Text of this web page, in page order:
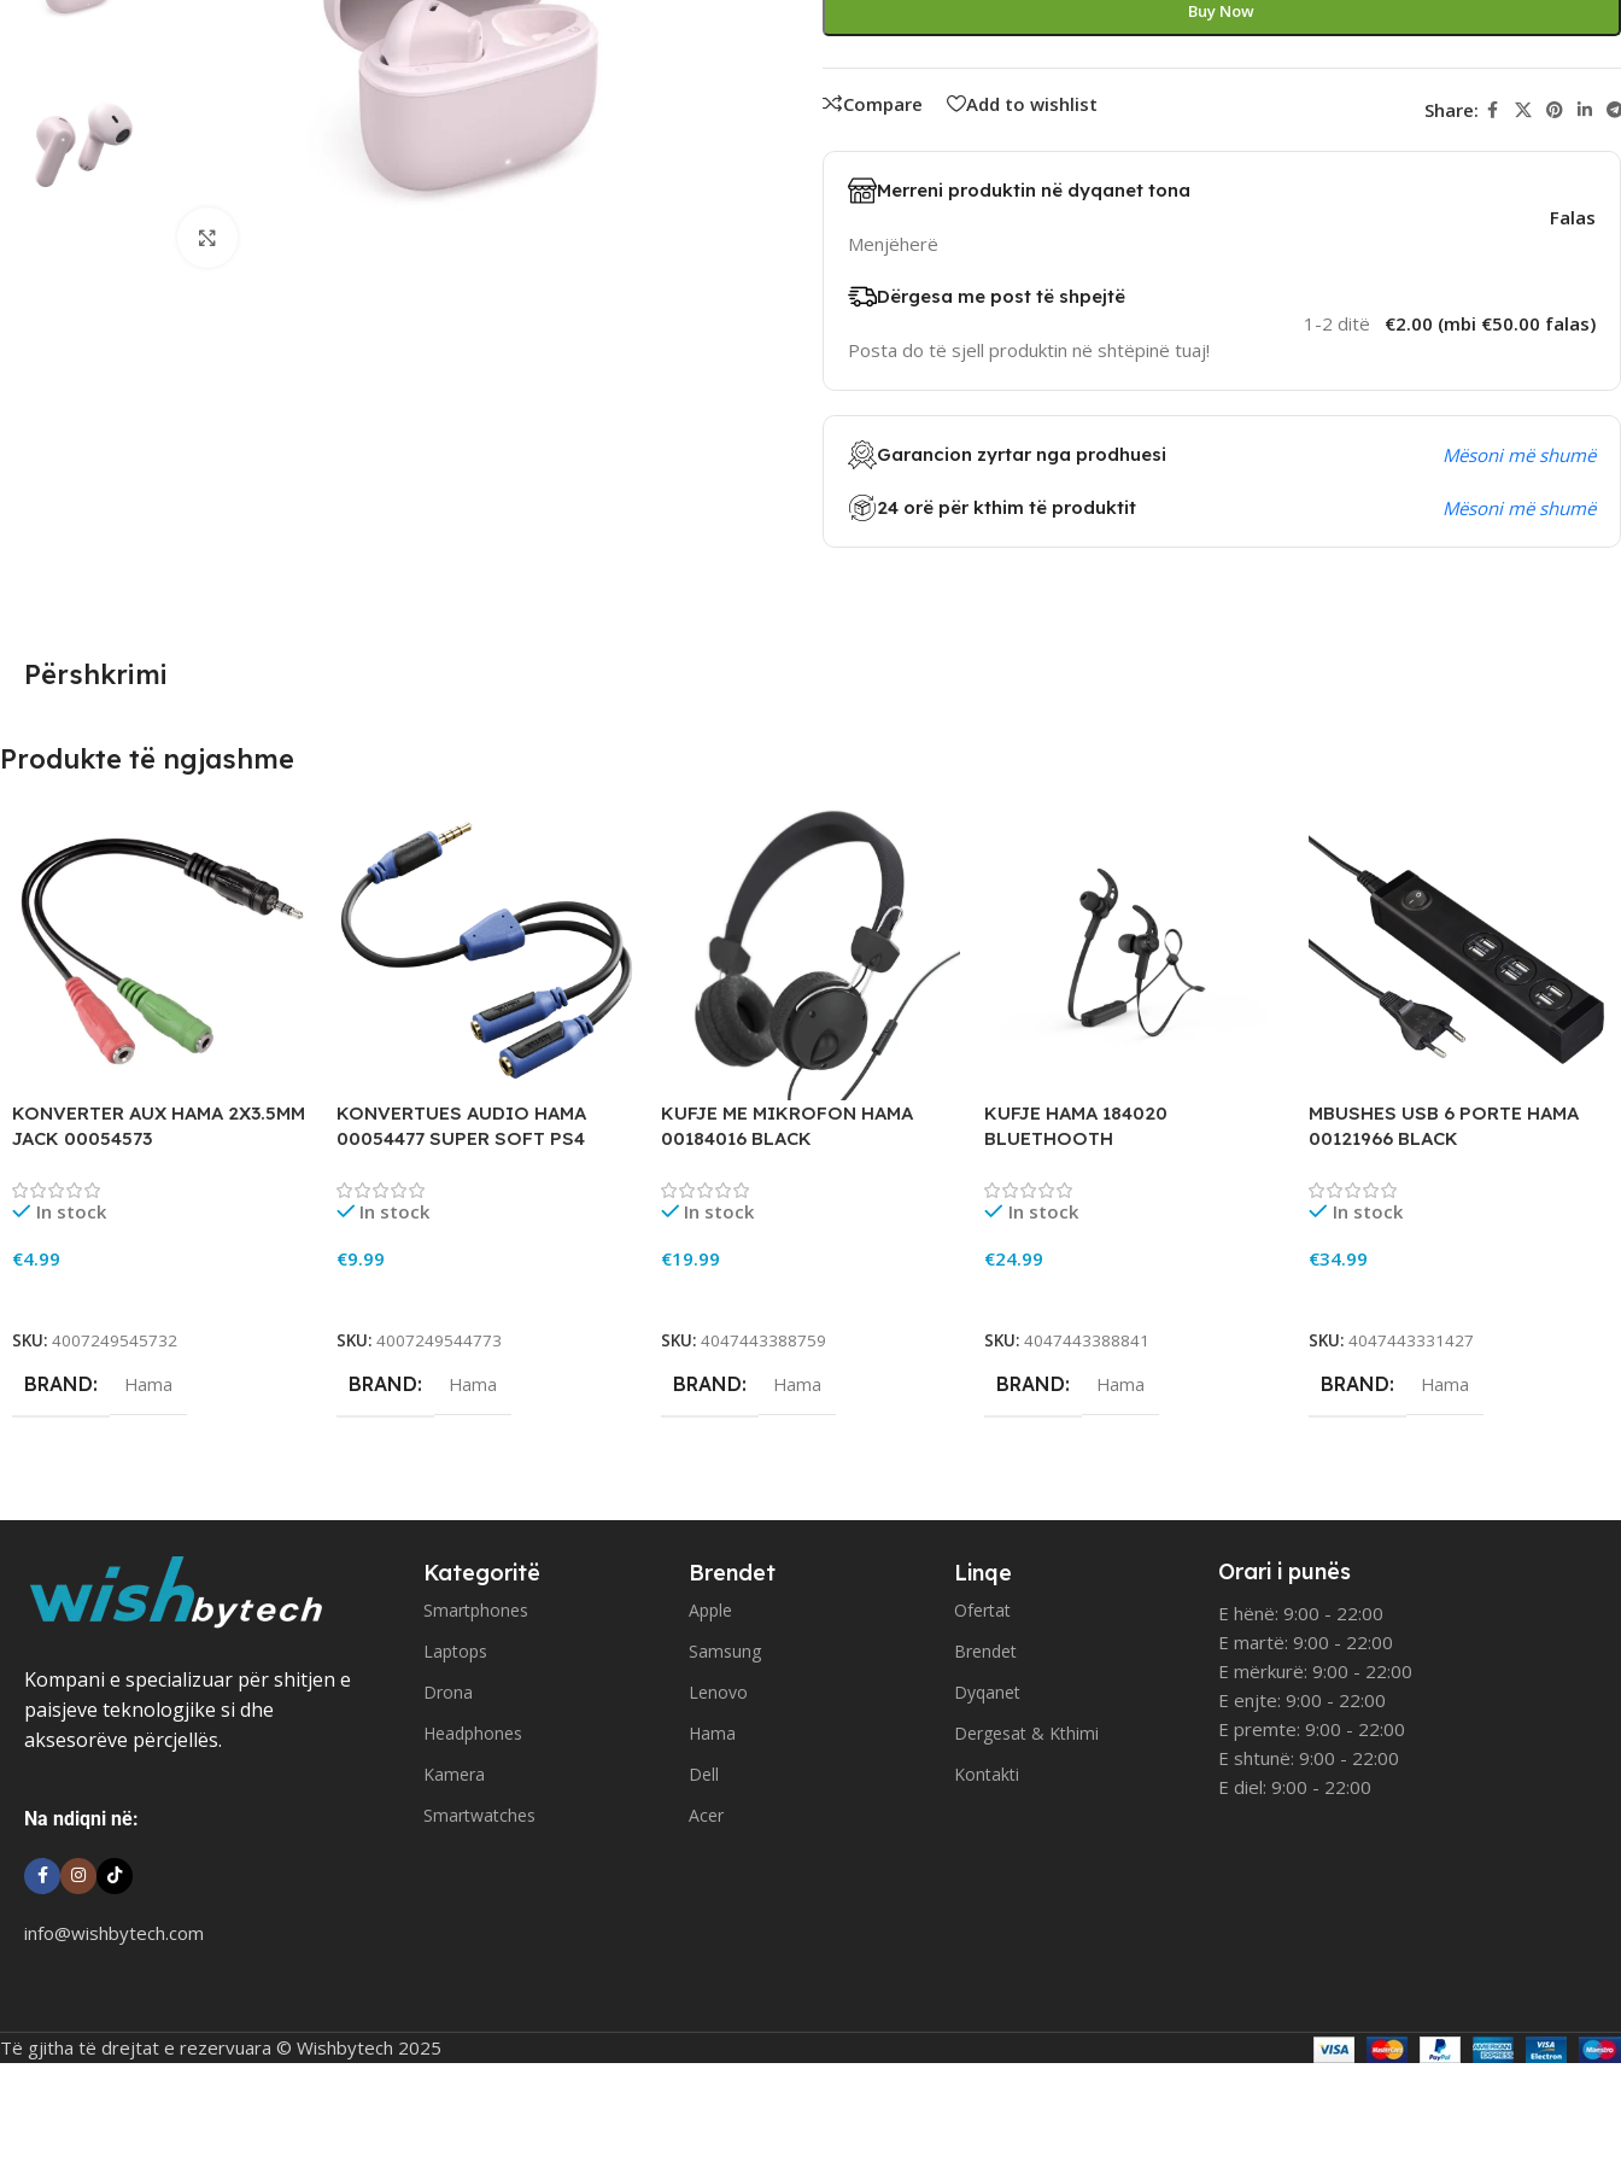
Buy Now
Compare Add to wishlist Share:
Merreni produktin në dyqanet tona
Menjëherë
Falas
Dërgesa me post të shpejtë
Posta do të sjell produktin në shtëpinë tuaj!
1-2 ditë €2.00 (mbi €50.00 falas)
Garancion zyrtar nga prodhuesi Mësoni më shumë
24 orë për kthim të produktit Mësoni më shumë
Përshkrimi
Produkte të ngjashme
KONVERTER AUX HAMA 2X3.5MM
JACK 00054573
In stock
€4.99
SKU: 4007249545732
BRAND Hama
KONVERTUES AUDIO HAMA
00054477 SUPER SOFT PS4
In stock
€9.99
SKU: 4007249544773
BRAND Hama
KUFJE ME MIKROFON HAMA
00184016 BLACK
In stock
€19.99
SKU: 4047443388759
BRAND Hama
KUFJE HAMA 184020
BLUETHOOTH
In stock
€24.99
SKU:4047443388841
BRAND Hama
MBUSHES USB 6 PORTE HAMA
00121966 BLACK
In stock
€34.99
SKU:4047443331427
BRAND Hama
Kompani e specializuar për shitjen e
paisjeve teknologjike si dhe
aksesorëve përcjellës.
Na ndiqni në:
info@wishbytech.com
Kategoritë
Smartphones
Laptops
Drona
Headphones
Kamera
Smartwatches
Brendet
Apple
Samsung
Lenovo
Hama
Dell
Acer
Linqe
Ofertat
Brendet
Dyqanet
Dergesat & Kthimi
Kontakti
Orari i punës
E hënë: 9:00 - 22:00
E martë: 9:00 - 22:00
E mërkurë: 9:00 - 22:00
E enjte: 9:00 - 22:00
E premte: 9:00 - 22:00
E shtunë: 9:00 - 22:00
E diel: 9:00 - 22:00
Të gjitha të drejtat e rezervuara © Wishbytech 2025